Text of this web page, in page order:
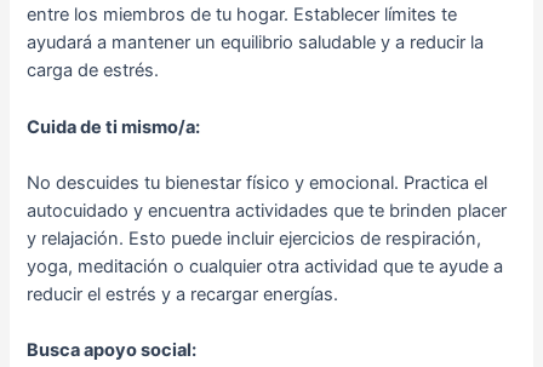
entre los miembros de tu hogar. Establecer límites te
ayudará a mantener un equilibrio saludable y a reducir la
carga de estrés.
Cuida de ti mismo/a:
No descuides tu bienestar físico y emocional. Practica el
autocuidado y encuentra actividades que te brinden placer
y relajación. Esto puede incluir ejercicios de respiración,
yoga, meditación o cualquier otra actividad que te ayude a
reducir el estrés y a recargar energías.
Busca apoyo social: